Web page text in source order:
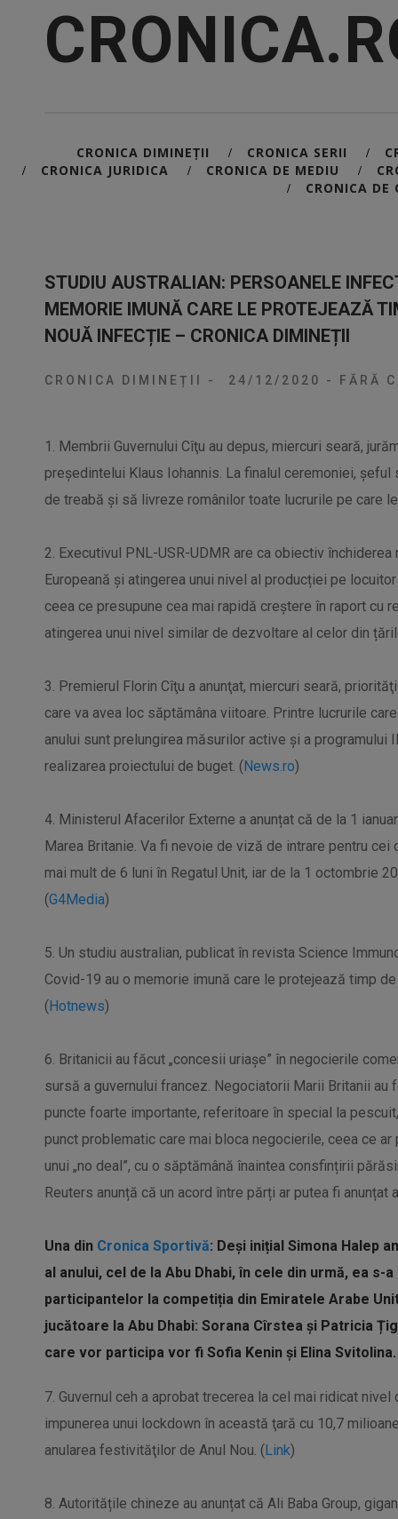
CRONICA DIMINEȚII / CRONICA SERII /
/ CRONICA JURIDICA / CRONICA DE MEDIU /
/ CRONICA DE
STUDIU AUSTRALIAN: PERSOANELE
MEMORIE IMUNĂ CARE LE PROTEJEAZĂ
NOUĂ INFECȚIE – CRONICA DIMINEȚII
CRONICA DIMINEȚII - 24/12/2020 - FĂRĂ
1. Membrii Guvernului Cîţu au depus, miercuri seară,
preşedintelui Klaus Iohannis. La finalul ceremoniei,
de treabă şi să livreze românilor toate lucrurile pe care
2. Executivul PNL-USR-UDMR are ca obiectiv
Europeană și atingerea unui nivel al producției pe
ceea ce presupune cea mai rapidă creștere în raport cu
atingerea unui nivel similar de dezvoltare al celor din
3. Premierul Florin Cîţu a anunţat, miercuri seară,
care va avea loc săptămâna viitoare. Printre lucrurile
anului sunt prelungirea măsurilor active şi a programului
realizarea proiectului de buget. (News.ro)
4. Ministerul Afacerilor Externe a anunțat că de la 1
Marea Britanie. Va fi nevoie de viză de intrare pentru
mai mult de 6 luni în Regatul Unit, iar de la 1 octombrie
(G4Media)
5. Un studiu australian, publicat în revista Science
Covid-19 au o memorie imună care le protejează timp
(Hotnews)
6. Britanicii au făcut „concesii uriașe” în negocierile
sursă a guvernului francez. Negociatorii Marii Britanii
puncte foarte importante, referitoare în special la
punct problematic care mai bloca negocierile, ceea ce
unui „no deal”, cu o săptămână înaintea consfințirii
Reuters anunță că un acord între părți ar putea fi anunțat
Una din Cronica Sportivă: Deși inițial Simona Halep
al anului, cel de la Abu Dhabi, în cele din urmă, ea
participantelor la competiția din Emiratele Arabe
jucătoare la Abu Dhabi: Sorana Cîrstea și Patricia
care vor participa vor fi Sofia Kenin și Elina
7. Guvernul ceh a aprobat trecerea la cel mai ridicat
impunerea unui lockdown în această ţară cu 10,7
anularea festivităţilor de Anul Nou. (Link)
8. Autoritățile chineze au anunțat că Ali Baba Group,